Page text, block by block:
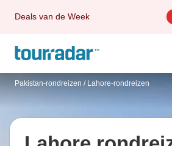
Deals van de Week
Pakistan-rondreizen / Lahore-rondreizen